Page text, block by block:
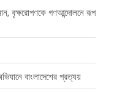
বৃক্ষরোপণকে গণআন্দোলনে রূপ
বাংলাদেশের প্রত্যয়